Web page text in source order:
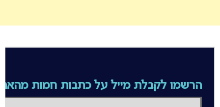
הרשמו לקבלת מייל על כתבות חמות